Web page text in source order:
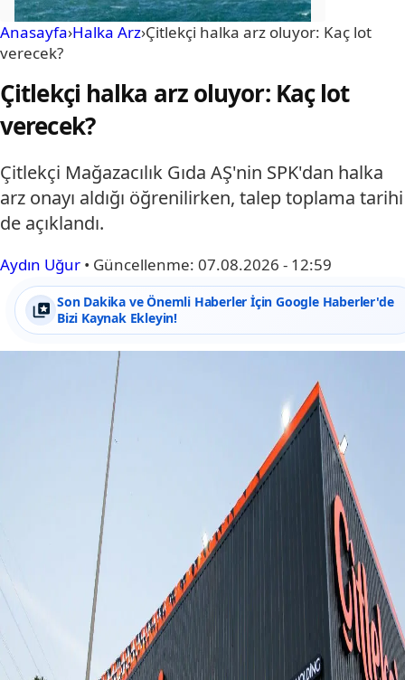
Anasayfa›Halka Arz›Çitlekçi halka arz oluyor: Kaç lot
verecek?
Çitlekçi halka arz oluyor: Kaç lot
verecek?
Çitlekçi Mağazacılık Gıda AŞ'nin SPK'dan halka
arz onayı aldığı öğrenilirken, talep toplama tarihi
de açıklandı.
Aydın Uğur • Güncellenme: 07.08.2026 - 12:59
Son Dakika ve Önemli Haberler İçin Google Haberler'de
Bizi Kaynak Ekleyin!